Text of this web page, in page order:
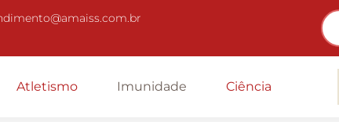
Atletismo Imunidade Ciência